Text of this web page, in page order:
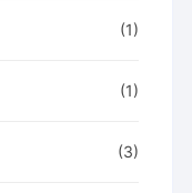
(1)
(1)
(3)